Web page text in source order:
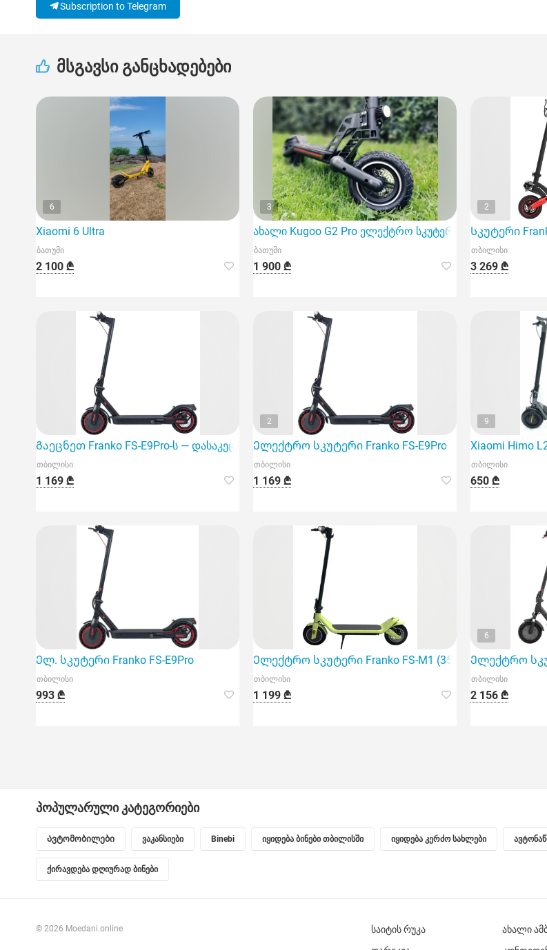
Subscription to Telegram
მსგავსი განცხადებები
6
Xiaomi 6 Ultra
ბათუმი
2 100 ₾
3
ახალი Kugoo G2 Pro ელექტრო სკუტერი
ბათუმი
1 900 ₾
2
Სკუტერი
თბილისი
3 269 ₾
Გაეცნეთ Franko FS-E9Pro-ს — დასაკეცი ელექტრო სკუტერი
თბილისი
1 169 ₾
2
Ელექტრო სკუტერი Franko FS-E9Pro
თბილისი
1 169 ₾
9
Xiaomi Himo
თბილისი
650 ₾
Ელ. სკუტერი Franko FS-E9Pro
თბილისი
993 ₾
Ელექტრო სკუტერი Franko FS-M1 (350W)
თბილისი
1 199 ₾
6
Ელექტრო
თბილისი
2 156 ₾
პოპულარული კატეგორიები
Ავტომობილები ვაკანსიები Binebi იყიდება ბინები თბილისში იყიდება კერძო სახლები
ქირავდება დღიურად ბინები
© 2026 Moedani.online
საიტის რუკა
ახალი